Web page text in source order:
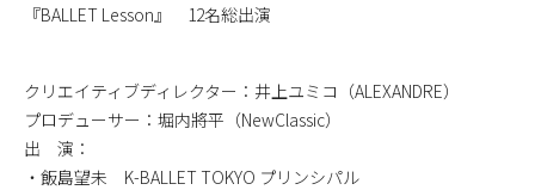
『BALLET Lesson』 12名総出演
クリエイティブディレクター：井上ユミコ（ALEXANDRE）
プロデューサー：堀内將平（NewClassic）
出 演：
・飯島望未 K-BALLET TOKYO プリンシパル